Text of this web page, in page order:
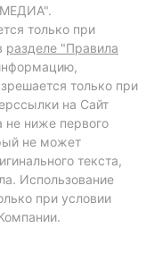
только при
разделе "Правила
только при
на Сайт
не ниже первого
не может
текста,
Использование
при условии